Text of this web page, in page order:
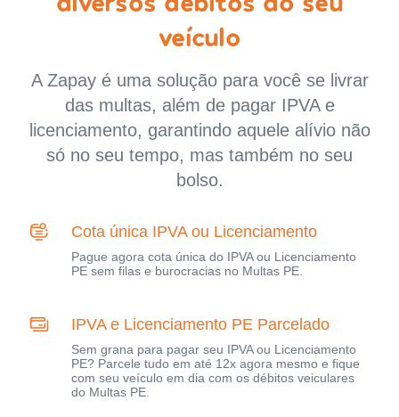
veículo
A Zapay é uma solução para você se livrar
das multas, além de pagar IPVA e
licenciamento, garantindo aquele alívio não
só no seu tempo, mas também no seu
bolso.
Cota única IPVA ou Licenciamento
Pague agora cota única do IPVA ou Licenciamento
PE sem filas e burocracias no Multas PE.
IPVA e Licenciamento PE Parcelado
Sem grana para pagar seu IPVA ou Licenciamento
PE? Parcele tudo em até 12x agora mesmo e fique
com seu veículo em dia com os débitos veiculares
do Multas PE.